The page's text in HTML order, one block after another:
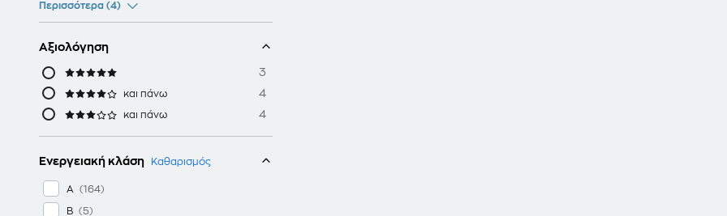
Περισσότερα (4)
Αξιολόγηση
3
και πάνω 4
και πάνω 4
Ενεργειακή κλάση Καθαρισμός
A
B